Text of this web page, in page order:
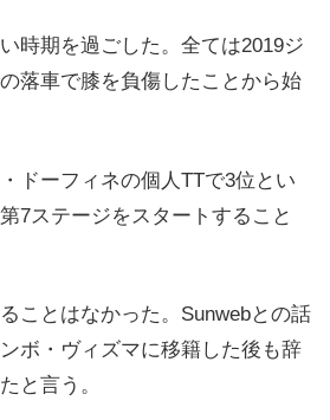
時期を過ごした。全ては2019ジ
落車で膝を負傷したことから始
ドーフィネの個人TTで3位とい
7ステージをスタートすること
ことはなかった。Sunwebとの話
ボ・ヴィズマに移籍した後も辞
と言う。